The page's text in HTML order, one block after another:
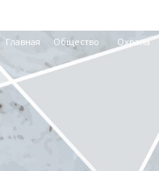
Главная Общество Охрана